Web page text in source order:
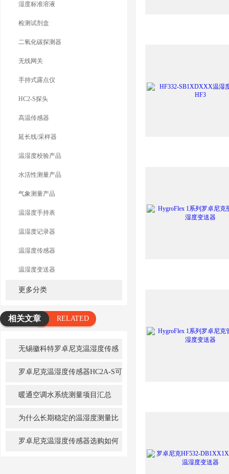
湿度标准溶液
检测试剂盒
二氧化碳探测器
无线网关
手持式露点仪
HC2-S探头
高温传感器
延长线/采样器
温湿度校验产品
水活性测量产品
气象测量产品
温湿度手持表
温湿度记录器
温湿度传感器
温湿度变送器
更多分类
相关文章
RELATED
无锡徽科特罗卓尼克温湿度传感
器怎么样
罗卓尼克温湿度传感器HC2A-S可
用于哪些行业
暖通空调水系统测量项目汇总
为什么长期稳定的温湿度测量比
单纯追求初始精度更重要
罗卓尼克温湿度传感器选购如何